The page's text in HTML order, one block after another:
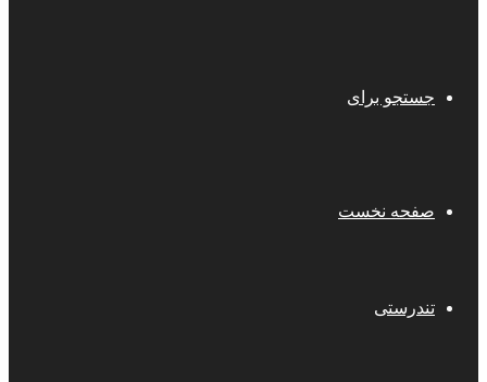
جستجو برای
صفحه نخست
تندرستی